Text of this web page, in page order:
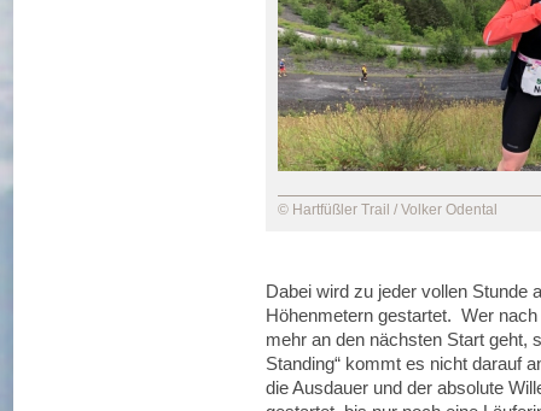
© Hartfüßler Trail / Volker Odental
Dabei wird zu jeder vollen Stunde
Höhenmetern gestartet. Wer
mehr an den nächsten Start geht,
Standing“ kommt es nicht darauf
die Ausdauer und der absolute